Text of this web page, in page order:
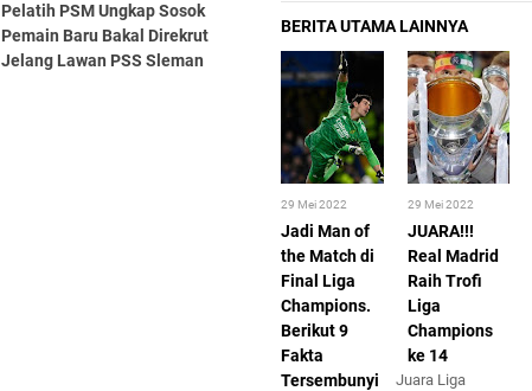
Pelatih PSM Ungkap Sosok
Pemain Baru Bakal Direkrut
Jelang Lawan PSS Sleman
29 Mei 2022
Jadi Man of
the Match di
Final Liga
Champions.
Berikut 9
Fakta
Tersembunyi
29 Mei 2022
JUARA!!!
Real Madrid
Raih Trofi
Liga
Champions
ke 14
Juara Liga